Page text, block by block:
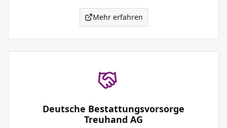
Mehr erfahren
Deutsche Bestattungsvorsorge
Treuhand AG